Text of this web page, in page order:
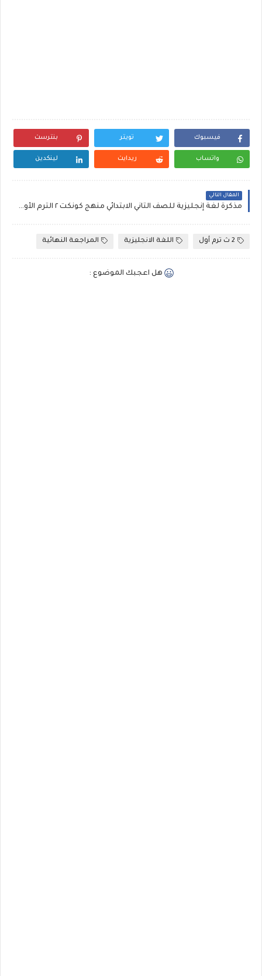
فيسبوك تويتر بنترست
واتساب ريدايت لينكدين
المقال التالي
مذكرة لغة إنجليزية للصف الثاني الابتدائي منهج كونكت ٢ الترم الأول ملف رائع يمزج بين المنهج والتأسيس مستر حسام عبدالله
2 ث ترم أول اللغة الانجليزية المراجعة النهائية
هل اعجبك الموضوع :